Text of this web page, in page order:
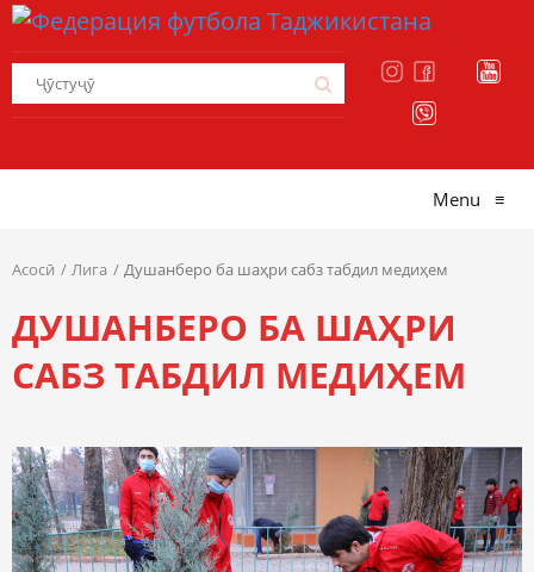
Menu ≡
Асосӣ Лига Душанберо ба шаҳри сабз табдил медиҳем
ДУШАНБЕРО БА ШАҲРИ
САБЗ ТАБДИЛ МЕДИҲЕМ